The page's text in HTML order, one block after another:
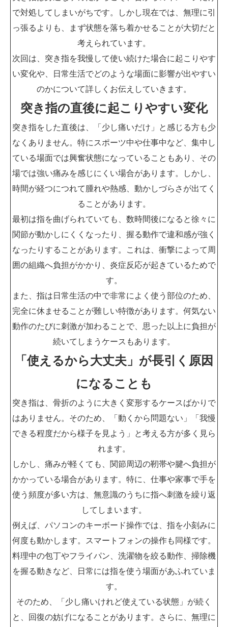
で対処してしまいがちです。しかし現在では、無理に引
っ張るよりも、まず状態を落ち着かせることが大切だと
考えられています。
次回は、突き指を我慢して使い続けた場合に起こりやす
い変化や、日常生活でどのような場面に影響が出やすい
のかについて詳しくお伝えしていきます。
突き指の直後に起こりやすい変化
突き指をした直後は、「少し痛いだけ」と感じる方も少
なくありません。特にスポーツ中や仕事中など、集中し
ている場面では興奮状態になっていることもあり、その
場では強い痛みを感じにくい場合があります。しかし、
時間が経つにつれて腫れや熱感、動かしづらさが出てく
ることがあります。
最初は指を曲げられていても、数時間後になると徐々に
関節が動かしにくくなったり、握る動作で違和感が強く
なったりすることがあります。これは、衝撃によって周
囲の組織へ負担がかかり、炎症反応が起きているためで
す。
また、指は日常生活の中で非常によく使う部位のため、
完全に休ませることが難しい特徴があります。何気ない
動作のたびに刺激が加わることで、思った以上に負担が
続いてしまうケースもあります。
「使えるから大丈夫」が長引く原因
になることも
突き指は、骨折のように大きく変形するケースばかりで
はありません。そのため、「動くから問題ない」「我慢
できる程度だから様子を見よう」と考える方が多く見ら
れます。
しかし、痛みが軽くても、関節周辺の靭帯や腱へ負担が
かかっている場合があります。特に、仕事や家事で手を
使う頻度が多い方は、無意識のうちに指へ刺激を繰り返
してしまいます。
例えば、パソコンのキーボード操作では、指を小刻みに
何度も動かします。スマートフォンの操作も同様です。
料理中の包丁やフライパン、洗濯物を絞る動作、掃除機
を握る動きなど、日常には指を使う場面があふれていま
す。
そのため、「少し痛いけれど使えている状態」が続く
と、回復の妨げになることがあります。さらに、無理に